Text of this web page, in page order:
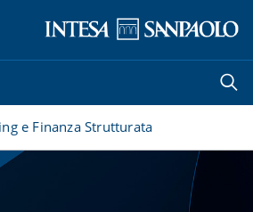
e Finanza Strutturata